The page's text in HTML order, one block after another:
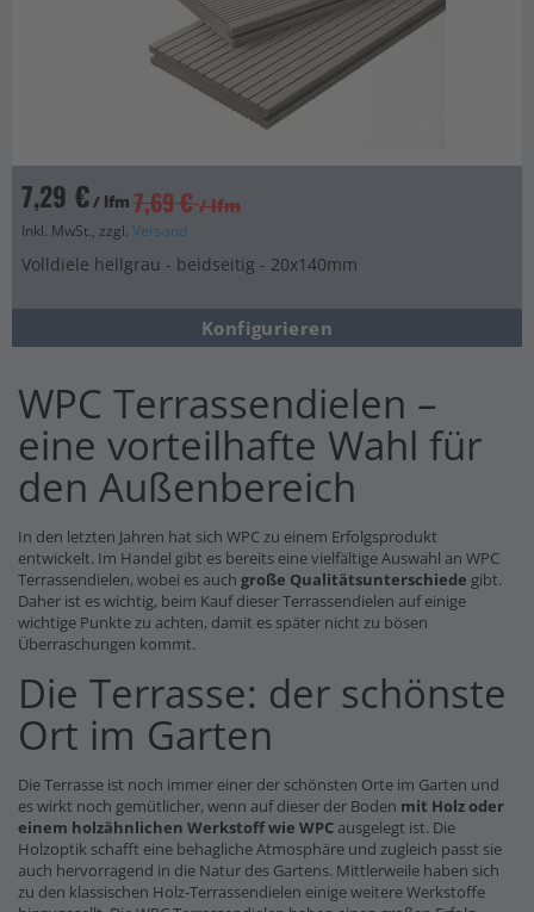
7,29 €/ lfm 7,69 € / lfm
Inkl. MwSt., zzgl. Versand
Volldiele hellgrau - beidseitig - 20x140mm
Konfigurieren
WPC Terrassendielen –
eine vorteilhafte Wahl für
den Außenbereich
In den letzten Jahren hat sich WPC zu einem Erfolgsprodukt
entwickelt. Im Handel gibt es bereits eine vielfältige Auswahl an WPC
Terrassendielen, wobei es auch große Qualitätsunterschiede gibt.
Daher ist es wichtig, beim Kauf dieser Terrassendielen auf einige
wichtige Punkte zu achten, damit es später nicht zu bösen
Überraschungen kommt.
Die Terrasse: der schönste
Ort im Garten
Die Terrasse ist noch immer einer der schönsten Orte im Garten und
es wirkt noch gemütlicher, wenn auf dieser der Boden mit Holz oder
einem holzähnlichen Werkstoff wie WPCausgelegt ist. Die
Holzoptik schafft eine behagliche Atmosphäre und zugleich passt sie
auch hervorragend in die Natur des Gartens. Mittlerweile haben sich
zu den klassischen Holz-Terrassendielen einige weitere Werkstoffe